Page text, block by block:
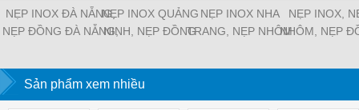
NẸP INOX ĐÀ NẴNG,
NẸP ĐỒNG ĐÀ NẴNG,
NẸP INOX QUẢNG
NINH, NẸP ĐỒNG
NHÔM QUẢNG NINH
NẸP INOX NHA
TRANG, NẸP NHÔM
ĐỒNG NHA TRANG
NẸP INOX,
NHÔM, NẸP
Sản phẩm xem nhiều